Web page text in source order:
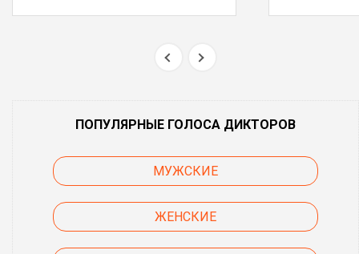
ПОПУЛЯРНЫЕ ГОЛОСА ДИКТОРОВ
МУЖСКИЕ
ЖЕНСКИЕ